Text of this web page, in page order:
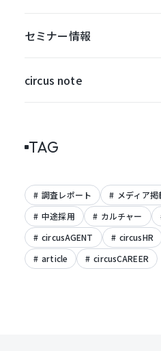
セミナー情報
circus note
TAG
調査レポート メディア掲
中途採用
カルチャー
circusAGENT
circusHR
article
circusCAREER